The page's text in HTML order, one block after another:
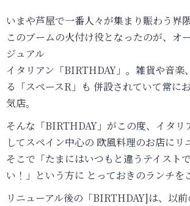
いまや芦屋で一番人々が集まり賑わう界
このブームの火付け役となったのが、オ
ジュアル
イタリアン「BIRTHDAY」。雑貨や音楽
る「スペースR」も 併設されていて常に
気店。
そんな「BIRTHDAY」がこの度、イタリ
してスペイン中心の 欧風料理のお店にリ
そこで「たまにはいつもと違うテイスト
い！」という方に とっておきのランチを
リニューアル後の「BIRTHDAY]は、以